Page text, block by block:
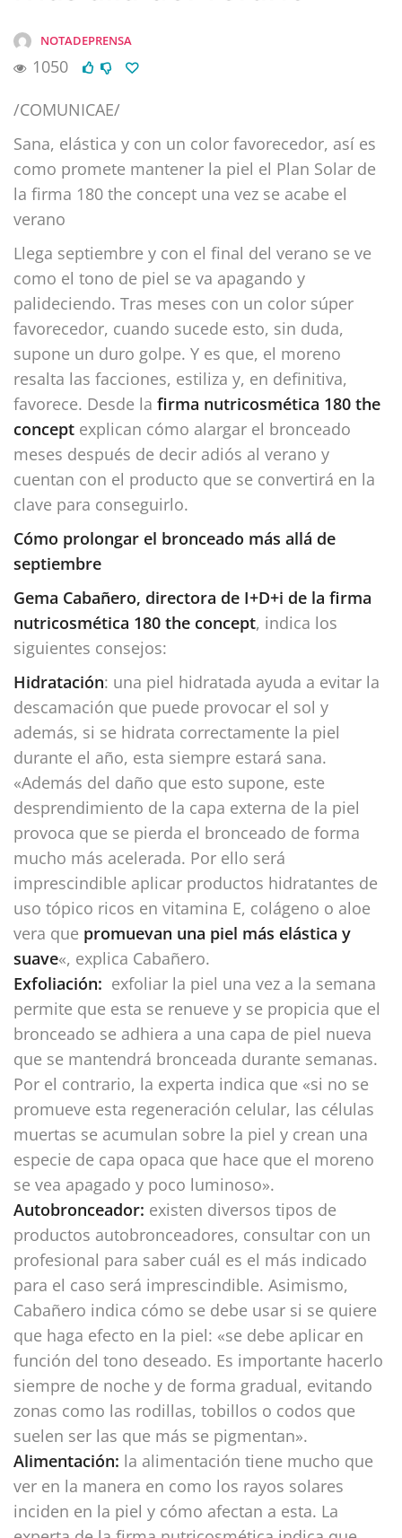
NOTADEPRENSA
1050
/COMUNICAE/
Sana, elástica y con un color favorecedor, así es
como promete mantener la piel el Plan Solar de
la firma 180 the concept una vez se acabe el
verano
Llega septiembre y con el final del verano se ve
como el tono de piel se va apagando y
palideciendo. Tras meses con un color súper
favorecedor, cuando sucede esto, sin duda,
supone un duro golpe. Y es que, el moreno
resalta las facciones, estiliza y, en definitiva,
favorece. Desde la firma nutricosmética 180 the
concept explican cómo alargar el bronceado
meses después de decir adiós al verano y
cuentan con el producto que se convertirá en la
clave para conseguirlo.
Cómo prolongar el bronceado más allá de
septiembre
Gema Cabañero, directora de I+D+i de la firma
nutricosmética 180 the concept, indica los
siguientes consejos:
Hidratación: una piel hidratada ayuda a evitar la
descamación que puede provocar el sol y
además, si se hidrata correctamente la piel
durante el año, esta siempre estará sana.
«Además del daño que esto supone, este
desprendimiento de la capa externa de la piel
provoca que se pierda el bronceado de forma
mucho más acelerada. Por ello será
imprescindible aplicar productos hidratantes de
uso tópico ricos en vitamina E, colágeno o aloe
vera que promuevan una piel más elástica y
suave«, explica Cabañero.
Exfoliación: exfoliar la piel una vez a la semana
permite que esta se renueve y se propicia que el
bronceado se adhiera a una capa de piel nueva
que se mantendrá bronceada durante semanas.
Por el contrario, la experta indica que «si no se
promueve esta regeneración celular, las células
muertas se acumulan sobre la piel y crean una
especie de capa opaca que hace que el moreno
se vea apagado y poco luminoso».
Autobronceador: existen diversos tipos de
productos autobronceadores, consultar con un
profesional para saber cuál es el más indicado
para el caso será imprescindible. Asimismo,
Cabañero indica cómo se debe usar si se quiere
que haga efecto en la piel: «se debe aplicar en
función del tono deseado. Es importante hacerlo
siempre de noche y de forma gradual, evitando
zonas como las rodillas, tobillos o codos que
suelen ser las que más se pigmentan».
Alimentación: la alimentación tiene mucho que
ver en la manera en como los rayos solares
inciden en la piel y cómo afectan a esta. La